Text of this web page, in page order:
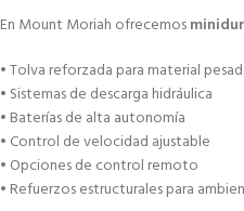
En Mount Moriah ofrecemos
• Tolva reforzada para material
• Sistemas de descarga hidráulica
• Baterías de alta autonomía
• Control de velocidad ajustable
• Opciones de control remoto
• Refuerzos estructurales para